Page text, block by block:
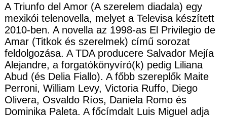
A Triunfo del Amor (A szerelem diadala) egy
mexikói telenovella, melyet a Televisa készített
2010-ben. A novella az 1998-as El Privilegio de
Amar (Titkok és szerelmek) című sorozat
feldolgozása. A TDA producere Salvador Mejía
Alejandre, a forgatókönyvíró(k) pedig Liliana
Abud (és Delia Fiallo). A főbb szereplők Maite
Perroni, William Levy, Victoria Ruffo, Diego
Olivera, Osvaldo Ríos, Daniela Romo és
Dominika Paleta. A főcímdalt Luis Miguel adja